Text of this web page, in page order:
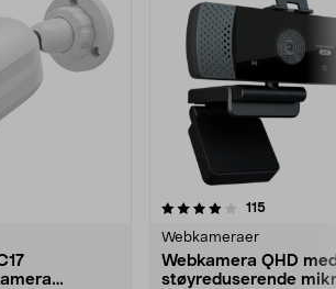
115
Webkameraer
Webkamera QHD
støyreduserende
4.5 av 5 stjerner